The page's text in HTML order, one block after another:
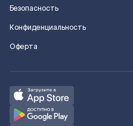
Безопасность
Конфиденциальность
Оферта